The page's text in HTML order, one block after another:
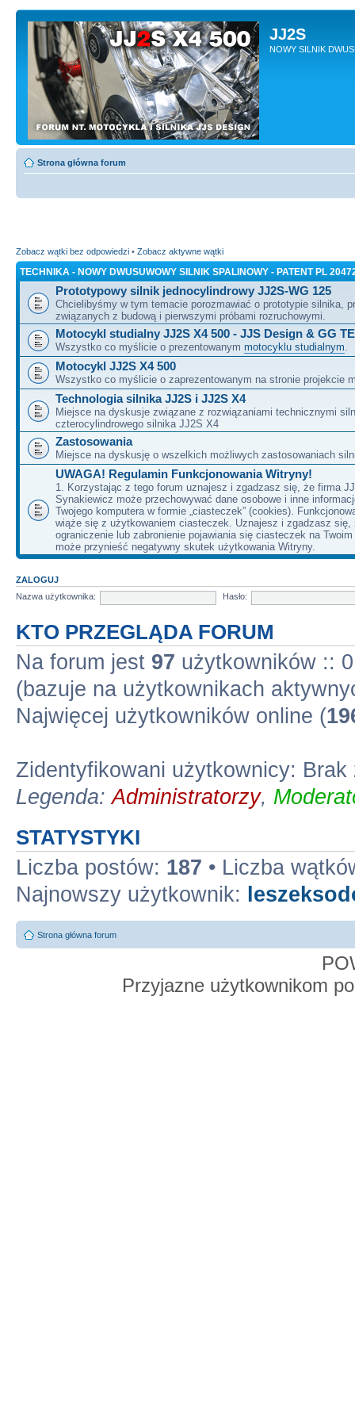
JJ2S
NOWY SILNIK
Strona główna forum
Zobacz wątki bez odpowiedzi • Zobacz aktywne wątki
TECHNIKA - NOWY DWUSUWOWY SILNIK SPALINOWY - PATENT PL
Prototypowy silnik jednocylindrowy JJ2S-WG 125
Chcielibyśmy w tym temacie porozmawiać o prototypie silnika,
związanych z budową i pierwszymi próbami rozruchowymi.
Motocykl studialny JJ2S X4 500 - JJS Design & GG
Wszystko co myślicie o prezentowanym motocyklu studialnym
Motocykl JJ2S X4 500
Wszystko co myślicie o zaprezentowanym na stronie projekcie
Technologia silnika JJ2S i JJ2S X4
Miejsce na dyskusje związane z rozwiązaniami technicznymi
czterocylindrowego silnika JJ2S X4
Zastosowania
Miejsce na dyskusję o wszelkich możliwych zastosowaniach
UWAGA! Regulamin Funkcjonowania Witryny!
1. Korzystając z tego forum uznajesz i zgadzasz się, że firma
Synakiewicz może przechowywać dane osobowe i inne
Twojego komputera w formie „ciasteczek” (cookies).
wiąże się z użytkowaniem ciasteczek. Uznajesz i zgadzasz się,
ograniczenie lub zabronienie pojawiania się ciasteczek na
może przynieść negatywny skutek użytkowania Witryny.
ZALOGUJ
Nazwa użytkownika:
Hasło:
KTO PRZEGLĄDA FORUM
Na forum jest 97 użytkowników ::
(bazuje na użytkownikach
Najwięcej użytkowników online (
Zidentyfikowani użytkownicy:
Legenda:Administratorzy,
STATYSTYKI
Liczba postów: 187 • Liczba
Najnowszy użytkownik:
Strona główna forum
Przyjazne użytkownikom